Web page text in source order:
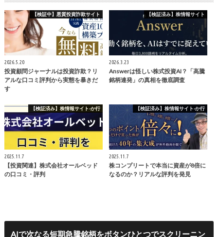
【検証中】悪質投資詐欺サイト
2026.5.20
投資顧問ジャーナルは投資詐欺？リ
アルな口コミ評判から実態を暴きだ
す
【検証済み】株情報サイト
2026.3.23
Answerは怪しい株式投資AI？「高騰
銘柄連発」の真相を徹底調査
【検証済み】株情報サイト-か行
2025.11.7
【投資関連】株式会社オールベッド
の口コミ・評判
【検証済み】株情報サイト-か行
2025.11.7
株コンプリートで本当に資産が8倍に
なるのか？リアルな評判を発見
AIで次なる短期急騰銘柄をボタンひとつでスクリーニン